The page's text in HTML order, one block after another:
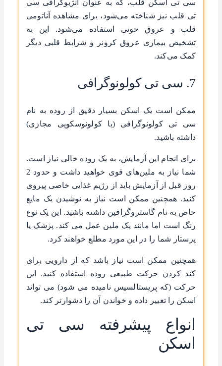
سی تی اسکن قلب، که به عنوان آنژیوگرافی سی
تی قلب نیز شناخته می‌شود، برای مشاهده آناتومی
قلب و عروق خونی استفاده می‌شود. این به
تشخیص بیماری عروق کرونر و شرایط قلبی دیگر
کمک می‌کند.
7. سی تی کولونوگرافی
ممکن است یک اسکن بسیار دقیق از روده به نام
سی تی کولونوگرافی (یا کولونوسکوپی مجازی)
داشته باشید.
برای انجام این آزمایش، به یک روده خالی نیاز است.
شما نیاز به ملین‌های قوی خواهید داشت و حدود 2
روز قبل از آزمایش باید از رژیم غذایی خاصی پیروی
کنید. همچنین ممکن است نیاز به نوشیدن یک مایع
خاص به نام گاستروگرافین داشته باشید. این یک نوع
رنگ است اما مانند یک ملین عمل می کند. پزشک یا
پرستار شما را در این مورد مطلع خواهند کرد.
همچنین ممکن است نیاز باشد که از دارویی برای
کند کردن حرکت طبیعی روده استفاده کنید. این
حرکت (که پریستالسیس نامیده می شود) می تواند
اسکن را تغییر داده و خواندن آن را دشوارتر کند.
انواع پیشرفته سی تی
اسکن